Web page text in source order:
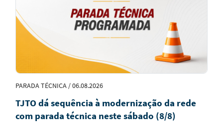
PARADA TÉCNICA / 06.08.2026
TJTO dá sequência à modernização da rede
com parada técnica neste sábado (8/8)